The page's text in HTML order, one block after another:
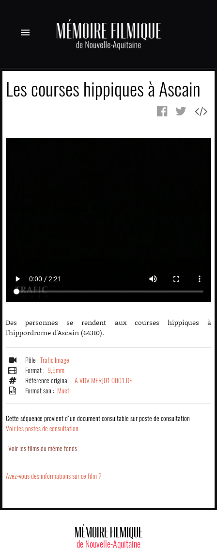
menu
Les courses hippiques à Ascain
Des personnes se rendent aux courses hippiques à
l'hippordrome d'Ascain (64310).
Pôle : Trafic Image
Format : 9,5mm
Référence original : A VDV MERJ01 0001 DE
Format son : Muet
Cette séquence provient d'un document consultable sur poste de consultation
Voir les postes de consultation
Voir les films du même fonds
Avez-vous des informations sur ce film ?
MÉMOIRE FILMIQUE
de Nouvelle-Aquitaine